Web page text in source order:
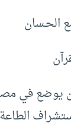
الحـسان
أن يوضع